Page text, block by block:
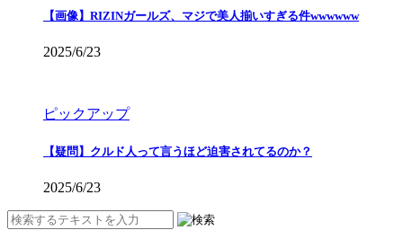
【画像】RIZINガールズ、マジで美人揃いすぎる件wwwwww
2025/6/23
ピックアップ
【疑問】クルド人って言うほど迫害されてるのか？
2025/6/23